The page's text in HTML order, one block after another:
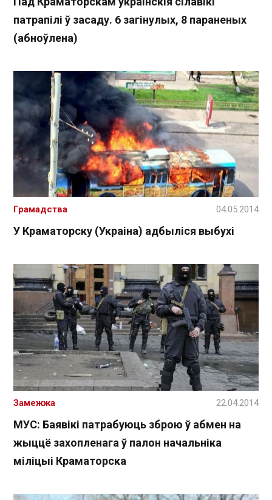
патрапілі ў засаду. 6 загінулых, 8 параненых
(абноўлена)
У Краматорску (Украіна) адбыліся выбухі
Грамадства 04.05.2014
МУС: Баявікі патрабуюць зброю ў абмен на
жыццё захопленага ў палон начальніка
міліцыі Краматорска
Замежжа 22.04.2014